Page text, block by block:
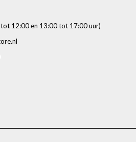
12:00 en 13:00 tot 17:00 uur)